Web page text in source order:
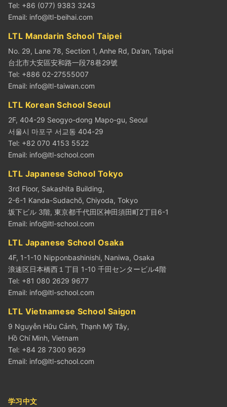
Tel: +86 (077) 9383 3243
Email: info@ltl-beihai.com
LTL Mandarin School Taipei
No. 29, Lane 78, Section 1, Anhe Rd, Da’an, Taipei
台北市大安區安和路一段78巷29號
Tel: +886 02-27555007
Email: info@ltl-taiwan.com
LTL Korean School Seoul
2F, 404-29 Seogyo-dong Mapo-gu, Seoul
서울시 마포구 서교동 404-29
Tel: +82 070 4153 5522
Email: info@ltl-school.com
LTL Japanese School Tokyo
3rd Floor, Sakashita Building,
2-6-1 Kanda-Sudachō, Chiyoda, Tokyo
坂下ビル 3階, 東京都千代田区神田須田町2丁目6-1
Email: info@ltl-school.com
LTL Japanese School Osaka
4F, 1-1-10 Nipponbashinishi, Naniwa, Osaka
浪速区日本橋西１丁目 1-10 千田センタービル4階
Tel: +81 080 2629 9677
Email: info@ltl-school.com
LTL Vietnamese School Saigon
9 Nguyễn Hữu Cảnh, Thạnh Mỹ Tây,
Hồ Chí Minh, Vietnam
Tel: +84 28 7300 9629
Email: info@ltl-school.com
学习中文